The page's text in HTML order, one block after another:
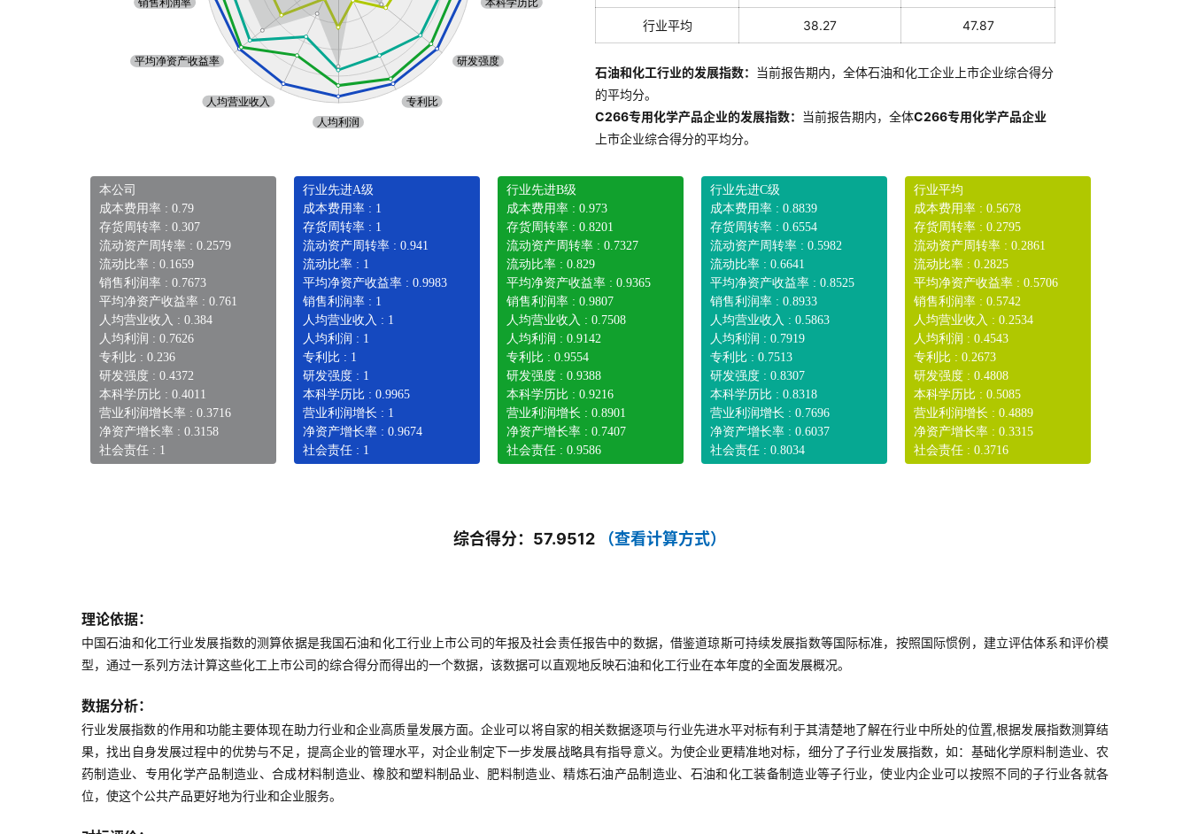
行业平均 38.27 47.87
石油和化工行业的发展指数： 当前报告期内，全体石油和化工企业上市企业综合得分
的平均分。
C266专用化学产品企业的发展指数： 当前报告期内，全体C266专用化学产品企业
上市企业综合得分的平均分。
本公司
成本费用率 : 0.79
存货周转率 : 0.307
流动资产周转率 : 0.2579
流动比率 : 0.1659
销售利润率 : 0.7673
平均净资产收益率 : 0.761
人均营业收入 : 0.384
人均利润 : 0.7626
专利比 : 0.236
研发强度 : 0.4372
本科学历比 : 0.4011
营业利润增长率 : 0.3716
净资产增长率 : 0.3158
社会责任 : 1
行业先进A级
成本费用率 : 1
存货周转率 : 1
流动资产周转率 : 0.941
流动比率 : 1
平均净资产收益率 : 0.9983
销售利润率 : 1
人均营业收入 : 1
人均利润 : 1
专利比 : 1
研发强度 : 1
本科学历比 : 0.9965
营业利润增长 : 1
净资产增长率 : 0.9674
社会责任 : 1
行业先进B级
成本费用率 : 0.973
存货周转率 : 0.8201
流动资产周转率 : 0.7327
流动比率 : 0.829
平均净资产收益率 : 0.9365
销售利润率 : 0.9807
人均营业收入 : 0.7508
人均利润 : 0.9142
专利比 : 0.9554
研发强度 : 0.9388
本科学历比 : 0.9216
营业利润增长 : 0.8901
净资产增长率 : 0.7407
社会责任 : 0.9586
行业先进C级
成本费用率 : 0.8839
存货周转率 : 0.6554
流动资产周转率 : 0.5982
流动比率 : 0.6641
平均净资产收益率 : 0.8525
销售利润率 : 0.8933
人均营业收入 : 0.5863
人均利润 : 0.7919
专利比 : 0.7513
研发强度 : 0.8307
本科学历比 : 0.8318
营业利润增长 : 0.7696
净资产增长率 : 0.6037
社会责任 : 0.8034
行业平均
成本费用率 : 0.5678
存货周转率 : 0.2795
流动资产周转率 : 0.2861
流动比率 : 0.2825
平均净资产收益率 : 0.5706
销售利润率 : 0.5742
人均营业收入 : 0.2534
人均利润 : 0.4543
专利比 : 0.2673
研发强度 : 0.4808
本科学历比 : 0.5085
营业利润增长 : 0.4889
净资产增长率 : 0.3315
社会责任 : 0.3716
综合得分：57.9512 （查看计算方式）
理论依据：
中国石油和化工行业发展指数的测算依据是我国石油和化工行业上市公司的年报及社会责任报告中的数据，借鉴道琼斯可持续发展指数等国际标准，按照国际惯例，建立评估体系和评价模
型，通过一系列方法计算这些化工上市公司的综合得分而得出的一个数据，该数据可以直观地反映石油和化工行业在本年度的全面发展概况。
数据分析：
行业发展指数的作用和功能主要体现在助力行业和企业高质量发展方面。企业可以将自家的相关数据逐项与行业先进水平对标有利于其清楚地了解在行业中所处的位置,根据发展指数测算结
果，找出自身发展过程中的优势与不足，提高企业的管理水平，对企业制定下一步发展战略具有指导意义。为使企业更精准地对标，细分了子行业发展指数，如：基础化学原料制造业、农
药制造业、专用化学产品制造业、合成材料制造业、橡胶和塑料制品业、肥料制造业、精炼石油产品制造业、石油和化工装备制造业等子行业，使业内企业可以按照不同的子行业各就各
位，使这个公共产品更好地为行业和企业服务。